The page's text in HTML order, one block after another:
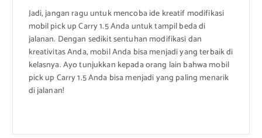
Jadi, jangan ragu untuk mencoba ide kreatif modifikasi
mobil pick up Carry 1.5 Anda untuk tampil beda di
jalanan. Dengan sedikit sentuhan modifikasi dan
kreativitas Anda, mobil Anda bisa menjadi yang terbaik di
kelasnya. Ayo tunjukkan kepada orang lain bahwa mobil
pick up Carry 1.5 Anda bisa menjadi yang paling menarik
di jalanan!